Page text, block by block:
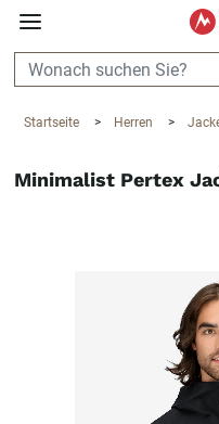
360°
Startseite > Herren >
Minimalist Pertex